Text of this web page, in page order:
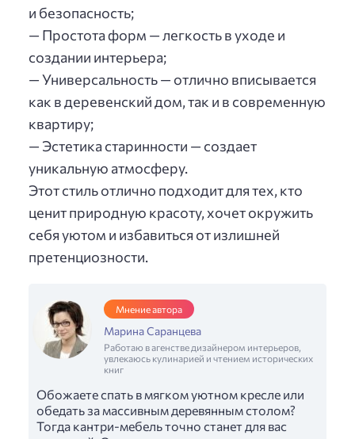
и безопасность;
— Простота форм — легкость в уходе и
создании интерьера;
— Универсальность — отлично вписывается
как в деревенский дом, так и в современную
квартиру;
— Эстетика старинности — создает
уникальную атмосферу.
Этот стиль отлично подходит для тех, кто
ценит природную красоту, хочет окружить
себя уютом и избавиться от излишней
претенциозности.
Мнение автора
Марина Саранцева
Работаю в агенстве дизайнером интерьеров,
увлекаюсь кулинарией и чтением исторических
книг
Обожаете спать в мягком уютном кресле или
обедать за массивным деревянным столом?
Тогда кантри-мебель точно станет для вас